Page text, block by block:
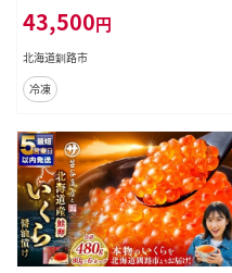
魚卵 魚介 海産物 海鮮 食品
43,500円
北海道釧路市
冷凍